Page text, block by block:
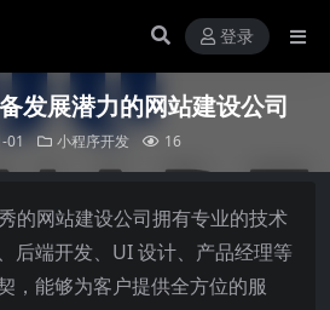
登录
发展潜力的网站建设公司
01 小程序开发 16
的网站建设公司拥有专业的技术
后端开发、UI 设计、产品经理等
，能够为客户提供全方位的服